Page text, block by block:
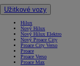
Užitkové vozy
Hilux
Nový Hilux
Nový Hilux Elektro
Nový Proace City
Proace City Verso
Proace
Proace Verso
Proace Max